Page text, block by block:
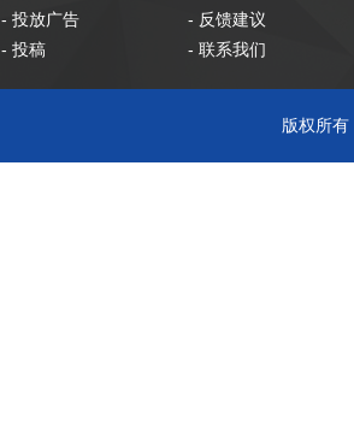
- 投放广告
- 投稿
- 反馈建议
- 联系我们
版权所